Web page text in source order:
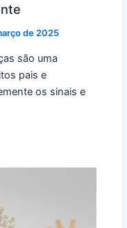
de 2025
são uma
pais e
os sinais e